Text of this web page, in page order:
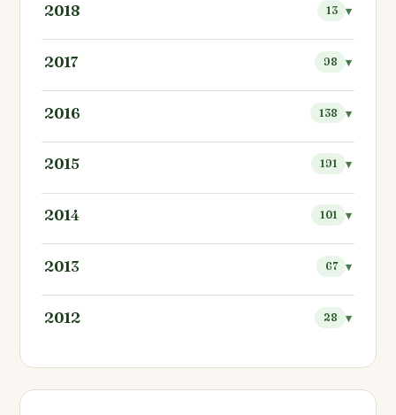
2018 13
2017 98
2016 138
2015 191
2014 101
2013 67
2012 28